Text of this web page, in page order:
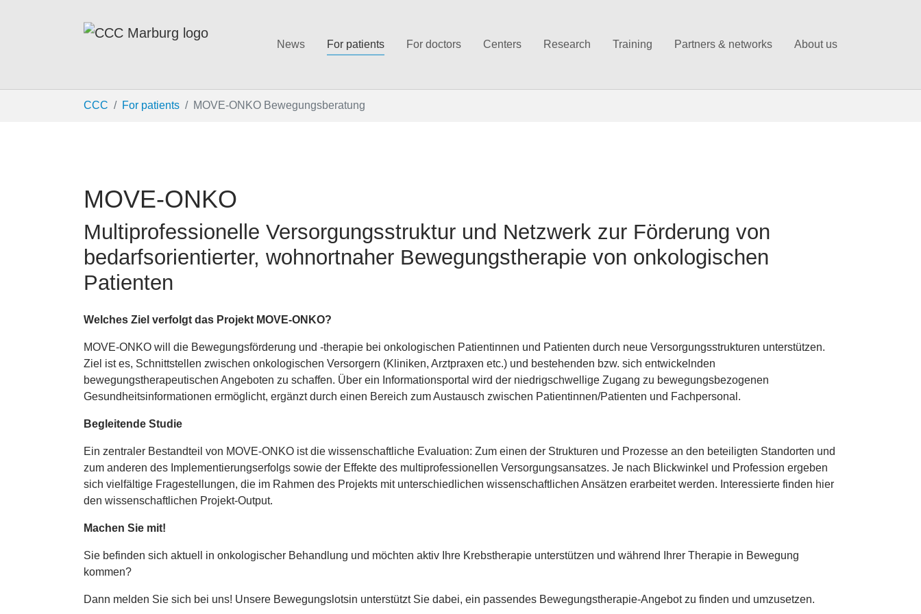
News For patients For doctors Centers Research Training Partners & networks About us
CCC For patients MOVE-ONKO Bewegungsberatung
MOVE-ONKO
Multiprofessionelle Versorgungsstruktur und Netzwerk zur Förderung von
bedarfsorientierter, wohnortnaher Bewegungstherapie von onkologischen
Patienten
Welches Ziel verfolgt das Projekt MOVE-ONKO?
MOVE-ONKO will die Bewegungsförderung und -therapie bei onkologischen Patientinnen und Patienten durch neue Versorgungsstrukturen unterstützen.
Ziel ist es, Schnittstellen zwischen onkologischen Versorgern (Kliniken, Arztpraxen etc.) und bestehenden bzw. sich entwickelnden
bewegungstherapeutischen Angeboten zu schaffen. Über ein Informationsportal wird der niedrigschwellige Zugang zu bewegungsbezogenen
Gesundheitsinformationen ermöglicht, ergänzt durch einen Bereich zum Austausch zwischen Patientinnen/Patienten und Fachpersonal.
Begleitende Studie
Ein zentraler Bestandteil von MOVE-ONKO ist die wissenschaftliche Evaluation: Zum einen der Strukturen und Prozesse an den beteiligten Standorten und
zum anderen des Implementierungserfolgs sowie der Effekte des multiprofessionellen Versorgungsansatzes. Je nach Blickwinkel und Profession ergeben
sich vielfältige Fragestellungen, die im Rahmen des Projekts mit unterschiedlichen wissenschaftlichen Ansätzen erarbeitet werden. Interessierte finden hier
den wissenschaftlichen Projekt-Output.
Machen Sie mit!
Sie befinden sich aktuell in onkologischer Behandlung und möchten aktiv Ihre Krebstherapie unterstützen und während Ihrer Therapie in Bewegung
kommen?
Dann melden Sie sich bei uns! Unsere Bewegungslotsin unterstützt Sie dabei, ein passendes Bewegungstherapie-Angebot zu finden und umzusetzen.